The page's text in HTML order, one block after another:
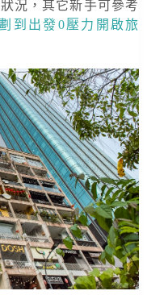
況，其它新手可參考
到出發0壓力開啟旅